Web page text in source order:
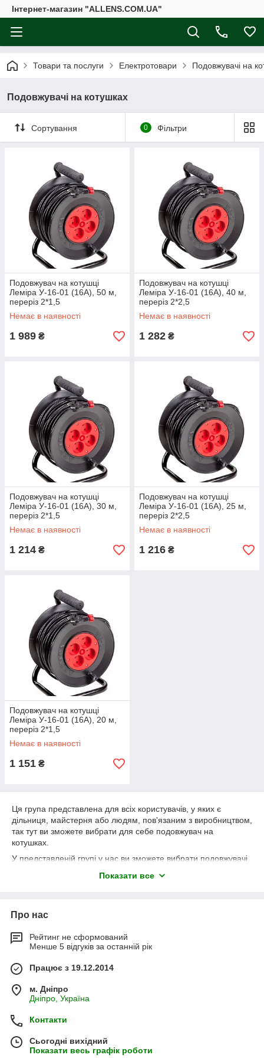
Інтернет-магазин "ALLENS.COM.UA"
Товари та послуги Електротовари Подовжувачі на
Подовжувачі на котушках
Сортування 0 Фільтри
Подовжувач на котушці
Леміра У-16-01 (16A), 50 м,
переріз 2*1,5
Немає в наявності
1 989 ₴
Подовжувач на котушці
Леміра У-16-01 (16A), 40 м,
переріз 2*2,5
Немає в наявності
1 282 ₴
Подовжувач на котушці
Леміра У-16-01 (16A), 30 м,
переріз 2*1,5
Немає в наявності
1 214 ₴
Подовжувач на котушці
Леміра У-16-01 (16A), 25 м,
переріз 2*2,5
Немає в наявності
1 216 ₴
Подовжувач на котушці
Леміра У-16-01 (16A), 20 м,
переріз 2*1,5
Немає в наявності
1 151 ₴
Ця група представлена для всіх користувачів, у яких є
дільниця, майстерня або людям, пов'язаним з виробництвом,
так тут ви зможете вибрати для себе подовжувач на
котушках.
У представленій групі у нас ви зможете вибрати подовжувачі
де необхідно підключення потужних приладів. У нас
На даний момент ми використовуємо для продажу
подовжувачі на котушках ТМ Леміра, в майбутньому звичайно
ж наш асортимент буде збільшуватися.
Показати все
Про нас
Рейтинг не сформований
Менше 5 відгуків за останній рік
Працює з 19.12.2014
м. Дніпро
Дніпро, Україна
Контакти
Сьогодні вихідний
Показати весь графік роботи